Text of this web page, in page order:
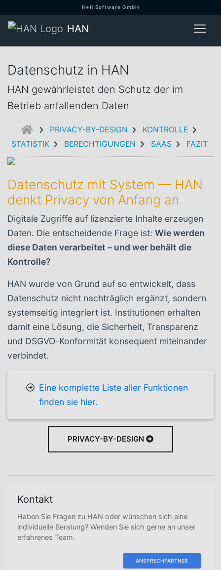
H+H Software GmbH
HAN
Datenschutz in HAN
HAN gewährleistet den Schutz der im
Betrieb anfallenden Daten
EINFÜHRUNGPRIVACY-BY-DESIGN
KONTROLLE
STATISTIK
BERECHTIGUNGEN SAAS FAZIT
Datenschutz mit System — HAN
denkt Privacy von Anfang an
Digitale Zugriffe auf lizenzierte Inhalte erzeugen
Daten. Die entscheidende Frage ist: Wie werden
diese Daten verarbeitet – und wer behält die
Kontrolle?
HAN wurde von Grund auf so entwickelt, dass
Datenschutz nicht nachträglich ergänzt, sondern
systemseitig integriert ist. Institutionen erhalten
damit eine Lösung, die Sicherheit, Transparenz
und DSGVO-Konformität konsequent miteinander
verbindet.
Eine komplette Liste aller Funktionen
finden sie hier.
PRIVACY-BY-DESIGN
Kontakt
Haben Sie Fragen zu HAN oder wünschen sich eine
individuelle Beratung? Wenden Sie sich gerne an unser
erfahrenes Team.
ANSPRECHPARTNER